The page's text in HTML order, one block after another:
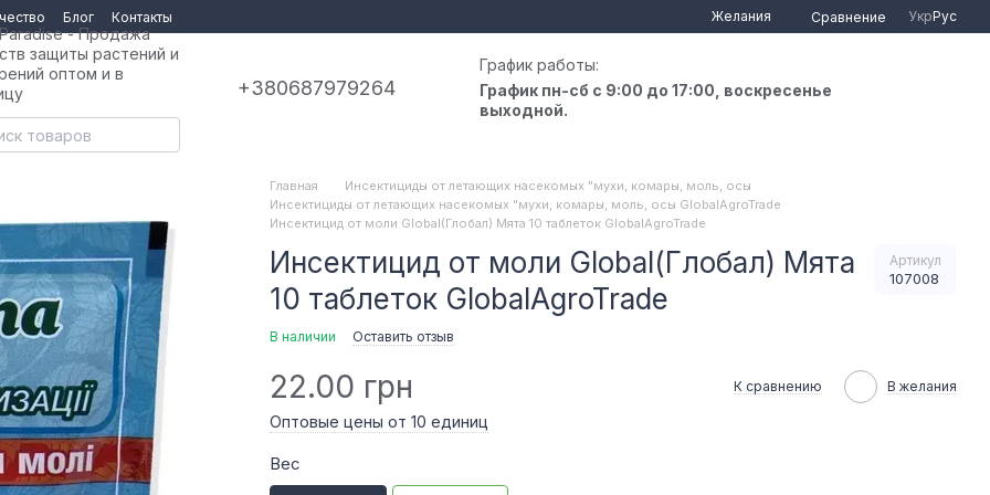
Блог Контакты Желания Сравнение УкрРус
- Продажа
защиты растений и
оптом и в
+380687979264
График работы:
График пн-сб с 9:00 до 17:00, воскресенье
выходной.
Главная
Инсектициды от летающих насекомых "мухи, комары, моль, осы
Инсектициды от летающих насекомых "мухи, комары, моль, осы GlobalAgroTrade
Инсектицид от моли Global(Глобал) Мята 10 таблеток GlobalAgroTrade
Инсектицид от моли Global(Глобал) Мята
10 таблеток GlobalAgroTrade
Артикул
107008
В наличии Оставить отзыв
22.00 грн К сравнению В желания
Оптовые цены от 10 единиц
Вес